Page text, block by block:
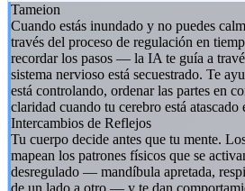
Tameion
Cuando estás inundado y no puedes
través del proceso de regulación en
recordar los pasos — la IA te guía a
sistema nervioso está secuestrado. Te
está controlando, ordenar las partes en
claridad cuando tu cerebro está atascado
Intercambios de Reflejos
Tu cuerpo decide antes que tu mente.
mapean los patrones físicos que se
desregulado — mandíbula apretada,
de un lado a otro — y te dan